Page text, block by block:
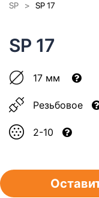
SP
SP 17
SP 17
17 мм
Резьбовое
2-10